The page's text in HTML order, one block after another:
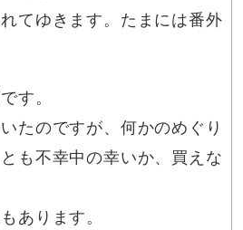
てゆきます。たまには番外
す。
たのですが、何かのめぐり
も不幸中の幸いか、買えな
あります。